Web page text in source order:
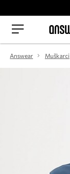
Answear Muškarci